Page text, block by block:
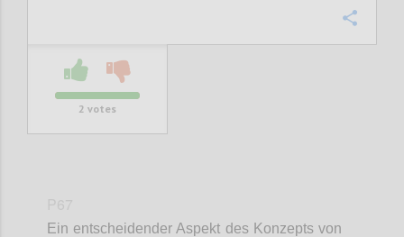
2 votes
Ein entscheidender Aspekt des Konzepts von